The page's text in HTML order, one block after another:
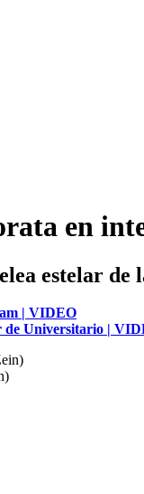
en
estelar de
| VIDEO
de Universitario |